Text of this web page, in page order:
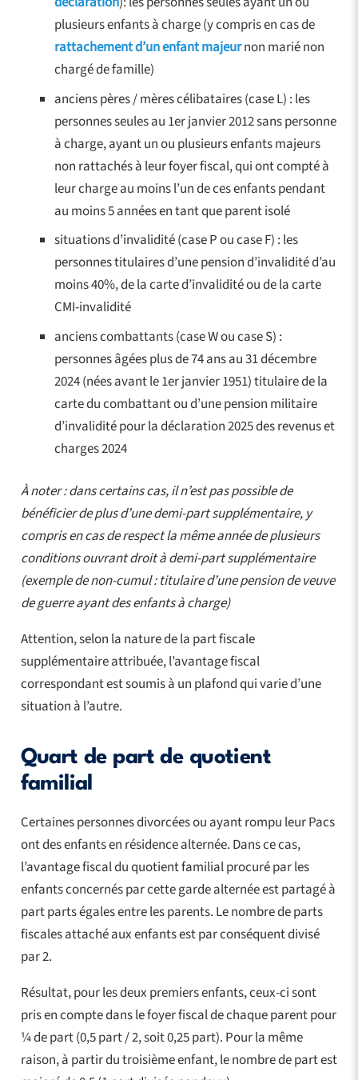
plusieurs enfants à charge (y compris en cas de
rattachement d’un enfant majeurnon marié non
chargé de famille)
anciens pères / mères célibataires (case L) : les
personnes seules au 1er janvier 2012 sans personne
à charge, ayant un ou plusieurs enfants majeurs
non rattachés à leur foyer fiscal, qui ont compté à
leur charge au moins l’un de ces enfants pendant
au moins 5 années en tant que parent isolé
situations d’invalidité (case P ou case F) : les
personnes titulaires d’une pension d’invalidité d’au
moins 40%, de la carte d’invalidité ou de la carte
CMI-invalidité
anciens combattants (case W ou case S) :
personnes âgées plus de 74 ans au 31 décembre
2024 (nées avant le 1er janvier 1951) titulaire de la
carte du combattant ou d’une pension militaire
d’invalidité pour la déclaration 2025 des revenus et
charges 2024
À noter : dans certains cas, il n’est pas possible de
bénéficier de plus d’une demi-part supplémentaire, y
compris en cas de respect la même année de plusieurs
conditions ouvrant droit à demi-part supplémentaire
(exemple de non-cumul : titulaire d’une pension de veuve
de guerre ayant des enfants à charge)
Attention, selon la nature de la part fiscale
supplémentaire attribuée, l’avantage fiscal
correspondant est soumis à un plafond qui varie d’une
situation à l’autre.
Quart de part de quotient
familial
Certaines personnes divorcées ou ayant rompu leur Pacs
ont des enfants en résidence alternée. Dans ce cas,
l’avantage fiscal du quotient familial procuré par les
enfants concernés par cette garde alternée est partagé à
part parts égales entre les parents. Le nombre de parts
fiscales attaché aux enfants est par conséquent divisé
par 2.
Résultat, pour les deux premiers enfants, ceux-ci sont
pris en compte dans le foyer fiscal de chaque parent pour
¼ de part (0,5 part / 2, soit 0,25 part). Pour la même
raison, à partir du troisième enfant, le nombre de part est